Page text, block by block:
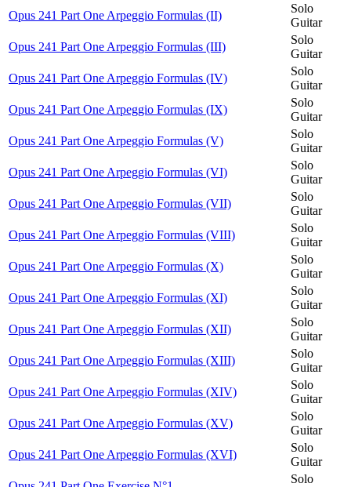
Opus 241 Part One Arpeggio Formulas (II)
Solo
Guitar
Opus 241 Part One Arpeggio Formulas (III)
Solo
Guitar
Opus 241 Part One Arpeggio Formulas (IV)
Solo
Guitar
Opus 241 Part One Arpeggio Formulas (IX)
Solo
Guitar
Opus 241 Part One Arpeggio Formulas (V)
Solo
Guitar
Opus 241 Part One Arpeggio Formulas (VI)
Solo
Guitar
Opus 241 Part One Arpeggio Formulas (VII)
Solo
Guitar
Opus 241 Part One Arpeggio Formulas (VIII)
Solo
Guitar
Opus 241 Part One Arpeggio Formulas (X)
Solo
Guitar
Opus 241 Part One Arpeggio Formulas (XI)
Solo
Guitar
Opus 241 Part One Arpeggio Formulas (XII)
Solo
Guitar
Opus 241 Part One Arpeggio Formulas (XIII)
Solo
Guitar
Opus 241 Part One Arpeggio Formulas (XIV)
Solo
Guitar
Opus 241 Part One Arpeggio Formulas (XV)
Solo
Guitar
Opus 241 Part One Arpeggio Formulas (XVI)
Solo
Guitar
Solo